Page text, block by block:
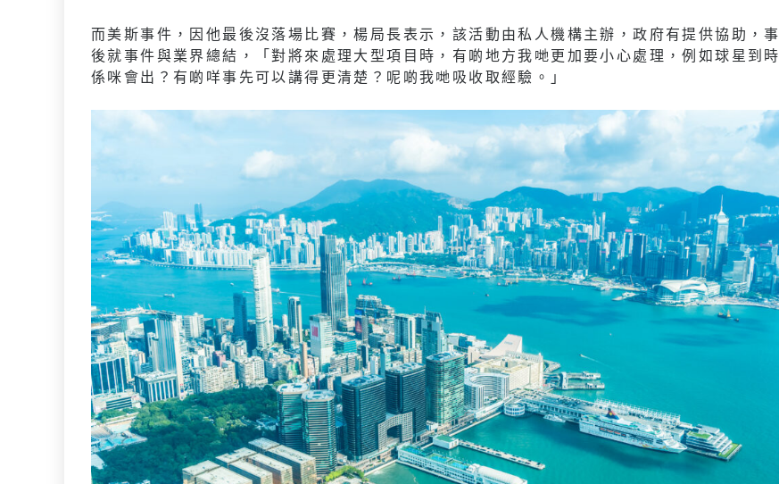
而美斯事件，因他最後沒落場比賽，楊局長表示，該活動由私人機構主辦，政府有提供協助，事
後就事件與業界總結，「對將來處理大型項目時，有啲地方我哋更加要小心處理，例如球星到時
係咪會出？有啲咩事先可以講得更清楚？呢啲我哋吸收取經驗。」